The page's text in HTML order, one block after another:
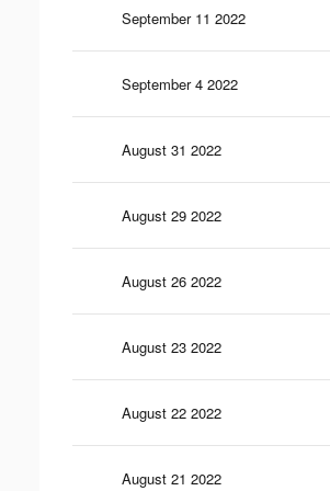
September 11 2022
September 4 2022
August 31 2022
August 29 2022
August 26 2022
August 23 2022
August 22 2022
August 21 2022